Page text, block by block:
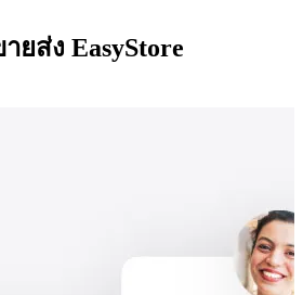
ยส่ง EasyStore